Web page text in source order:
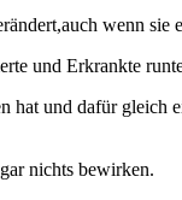
wenn sie
und Erkrankte
und dafür gleich
nichts bewirken.